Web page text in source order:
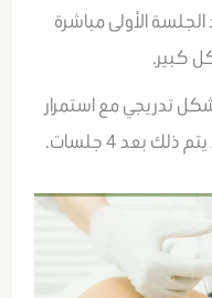
الأولى مباشرة
كبير.
تدريجي مع استمرار
بعد 4 جلسات.